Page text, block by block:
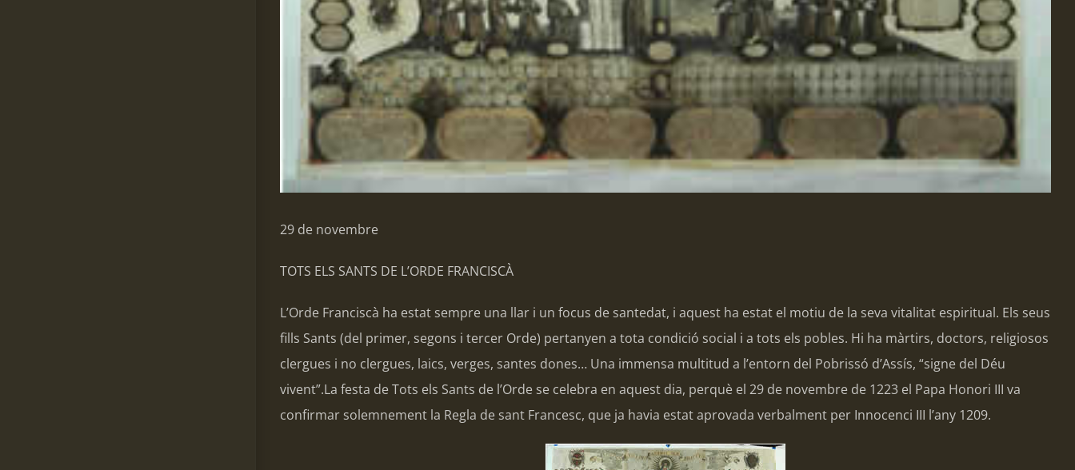
29 de novembre
TOTS ELS SANTS DE L’ORDE FRANCISCÀ
L’Orde Franciscà ha estat sempre una llar i un focus de santedat, i aquest ha estat el motiu de la seva vitalitat espiritual. Els seus
fills Sants (del primer, segons i tercer Orde) pertanyen a tota condició social i a tots els pobles. Hi ha màrtirs, doctors, religiosos
clergues i no clergues, laics, verges, santes dones… Una immensa multitud a l’entorn del Pobrissó d’Assís, “signe del Déu
vivent”.La festa de Tots els Sants de l’Orde se celebra en aquest dia, perquè el 29 de novembre de 1223 el Papa Honori III va
confirmar solemnement la Regla de sant Francesc, que ja havia estat aprovada verbalment per Innocenci III l’any 1209.